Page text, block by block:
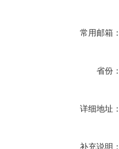
常用邮箱
省份
详细地址
补充说明